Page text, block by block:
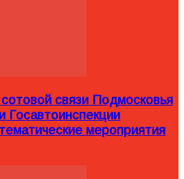
связи Подмосковья
Госавтоинспекции
мероприятия